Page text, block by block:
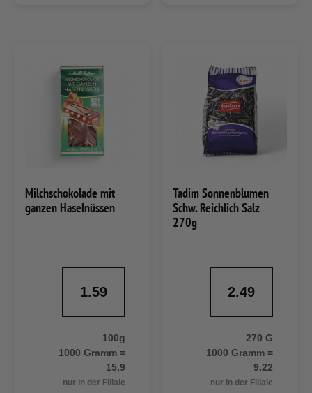
Milchschokolade mit
ganzen Haselnüssen
1.59
100g
1000 Gramm =
15,9
nur in der Filiale
Tadim Sonnenblumen
Schw. Reichlich Salz
270g
2.49
270 G
1000 Gramm =
9,22
nur in der Filiale